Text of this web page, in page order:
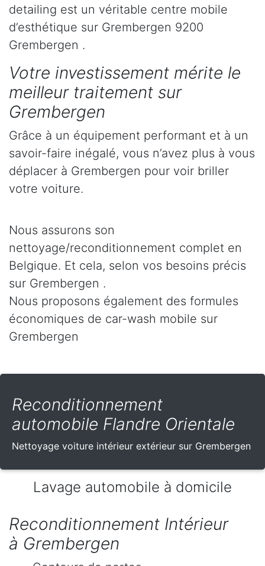
detailing est un véritable centre mobile
d’esthétique sur Grembergen 9200
Grembergen .
Votre investissement mérite le
meilleur traitement sur
Grembergen
Grâce à un équipement performant et à un
savoir-faire inégalé, vous n’avez plus à vous
déplacer à Grembergen pour voir briller
votre voiture.
Nous assurons son
nettoyage/reconditionnement complet en
Belgique. Et cela, selon vos besoins précis
sur Grembergen .
Nous proposons également des formules
économiques de car-wash mobile sur
Grembergen
Reconditionnement
automobile Flandre Orientale
Nettoyage voiture intérieur extérieur sur Grembergen
Lavage automobile à domicile
Reconditionnement Intérieur
à Grembergen